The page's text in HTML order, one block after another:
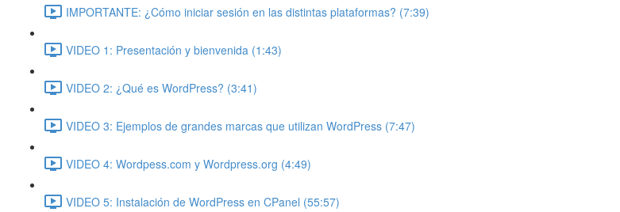
IMPORTANTE: ¿Cómo iniciar sesión en las distintas plataformas? (7:39)
VIDEO 1: Presentación y bienvenida (1:43)
VIDEO 2: ¿Qué es WordPress? (3:41)
VIDEO 3: Ejemplos de grandes marcas que utilizan WordPress (7:47)
VIDEO 4: Wordpess.com y Wordpress.org (4:49)
VIDEO 5: Instalación de WordPress en CPanel (55:57)